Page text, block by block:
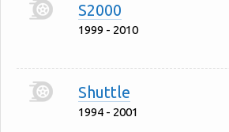
S2000
1999 - 2010
Shuttle
1994 - 2001